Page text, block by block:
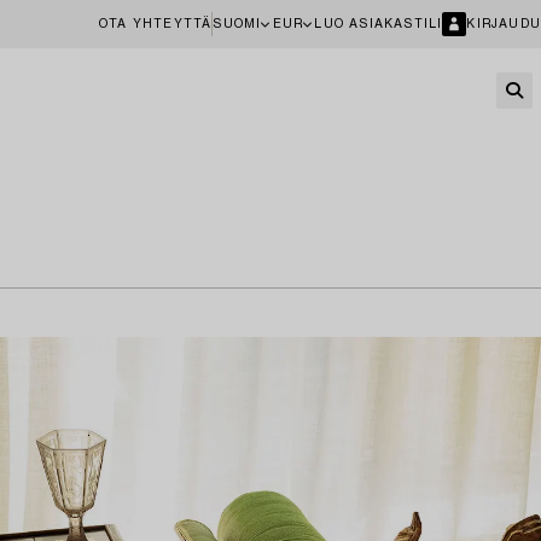
OTA YHTEYTTÄ SUOMI EUR LUO ASIAKASTILI KIRJAUDU